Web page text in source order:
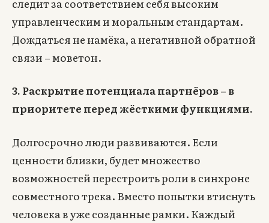
следит за соответствием себя высоким
управленческим и моральным стандартам.
Дождаться не намёка, а негативной обратной
связи – моветон.
3. Раскрытие потенциала партнёров – в
приоритете перед жёсткими функциями.
Долгосрочно люди развиваются. Если
ценности близки, будет множество
возможностей перестроить роли в синхроне
совместного трека. Вместо попытки втиснуть
человека в уже созданные рамки. Каждый